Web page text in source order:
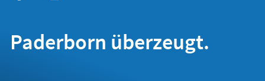
Paderborn überzeugt.